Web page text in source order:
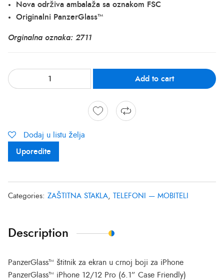
Nova održiva ambalaža sa oznakom FSC
Originalni PanzerGlass™
Orginalna oznaka: 2711
Add to cart
Dodaj u listu želja
Uporedite
Categories: ZAŠTITNA STAKLA, TELEFONI — MOBITELI
Description
PanzerGlass™ štitnik za ekran u crnoj boji za iPhone
PanzerGlass™ iPhone 12/12 Pro (6.1” Case Friendly)